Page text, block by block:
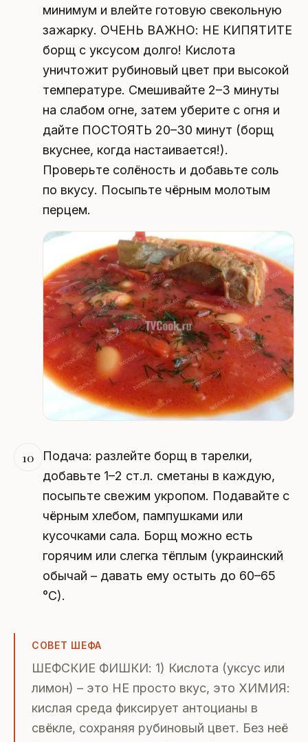
минимум и влейте готовую свекольную
зажарку. ОЧЕНЬ ВАЖНО: НЕ КИПЯТИТЕ
борщ с уксусом долго! Кислота
уничтожит рубиновый цвет при высокой
температуре. Смешивайте 2–3 минуты
на слабом огне, затем уберите с огня и
дайте ПОСТОЯТЬ 20–30 минут (борщ
вкуснее, когда настаивается!).
Проверьте солёность и добавьте соль
по вкусу. Посыпьте чёрным молотым
перцем.
10 Подача: разлейте борщ в тарелки,
добавьте 1–2 ст.л. сметаны в каждую,
посыпьте свежим укропом. Подавайте с
чёрным хлебом, пампушками или
кусочками сала. Борщ можно есть
горячим или слегка тёплым (украинский
обычай – давать ему остыть до 60–65
°C).
СОВЕТ ШЕФА
ШЕФСКИЕ ФИШКИ: 1) Кислота (уксус или
лимон) – это НЕ просто вкус, это ХИМИЯ:
кислая среда фиксирует антоцианы в
свёкле, сохраняя рубиновый цвет. Без неё